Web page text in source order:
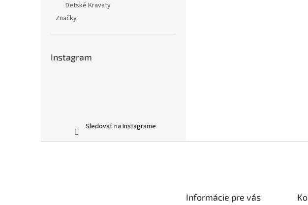
Detské Kravaty
Značky
Instagram
Sledovať na Instagrame
Informácie pre vás